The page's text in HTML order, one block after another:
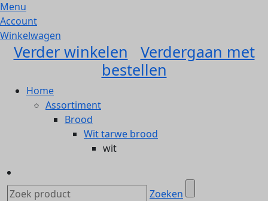
Menu
Account
Winkelwagen
Verder winkelen
Verdergaan met
bestellen
Home
Assortiment
Brood
Wit tarwe brood
wit
Zoeken